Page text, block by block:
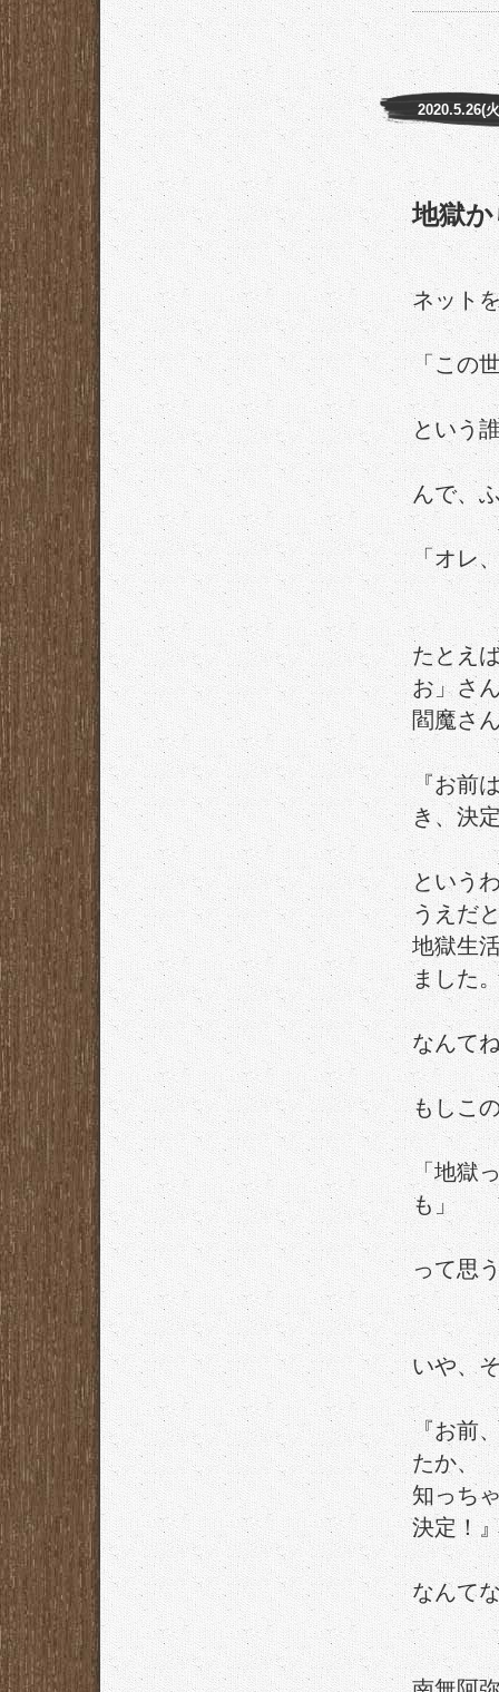
2020.5.26(
地獄
ネット
「この
という
んで、
「オレ
たとえ
お」さ
閻魔さ
『お前
き、決
という
うえだ
地獄生
ました
なんて
もしこ
「地獄
も」
って思
いや、
『お前
たか、
知っち
決定！
なんて